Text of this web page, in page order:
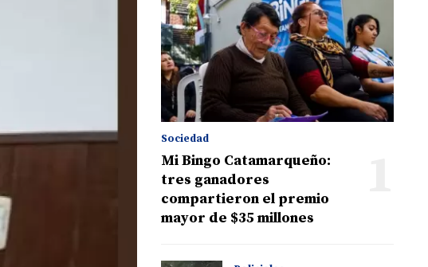
Sociedad
Mi Bingo Catamarqueño:
tres ganadores
compartieron el premio
mayor de $35 millones